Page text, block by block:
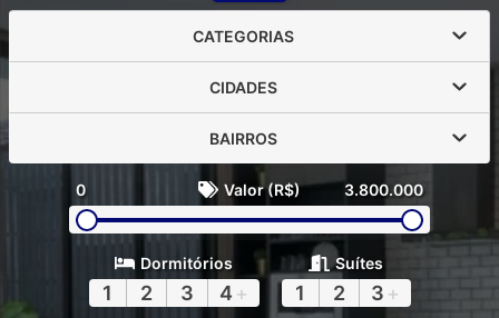
CATEGORIAS
CIDADES
BAIRROS
0 Valor (R$) 3.800.000
Dormitórios
1 2 3 4 +
Suítes
1 2 3 +